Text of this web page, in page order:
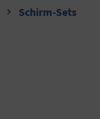
Schirm-Sets